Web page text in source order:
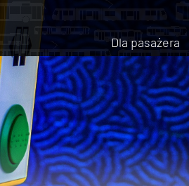
Dla pasażera